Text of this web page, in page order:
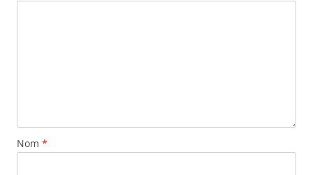
Nom *